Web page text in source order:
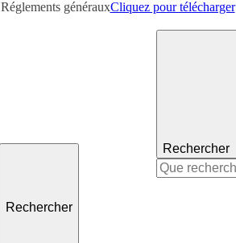
Réglements générauxCliquez pour télécharger
Rechercher
Rechercher :